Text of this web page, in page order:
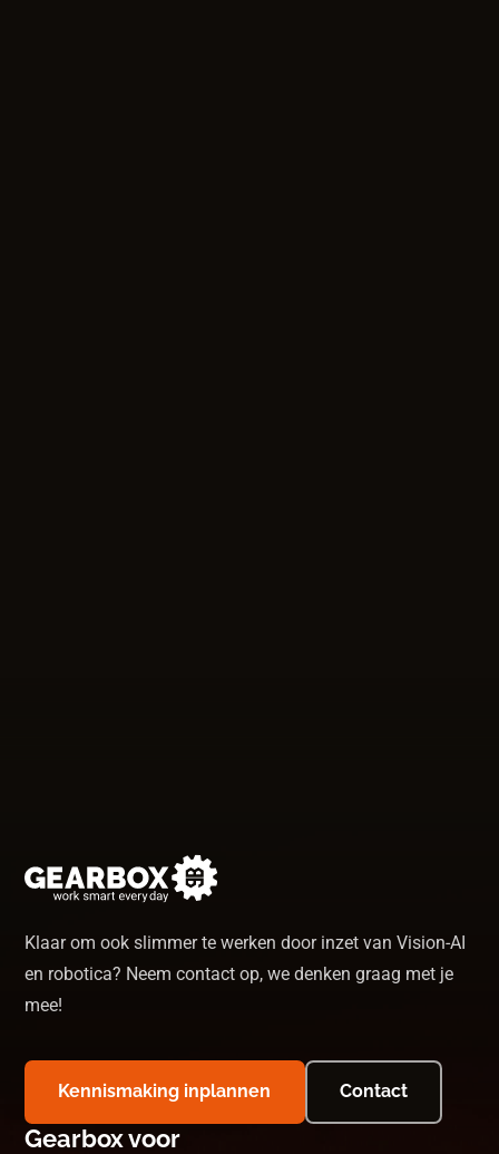
Klaar om ook slimmer te werken door inzet van Vision-AI
en robotica? Neem contact op, we denken graag met je
mee!
Kennismaking inplannen Contact
Gearbox voor